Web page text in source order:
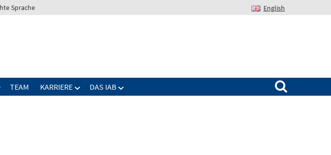
Sprache English
TEAM KARRIERE DAS IAB
Suchen nach: